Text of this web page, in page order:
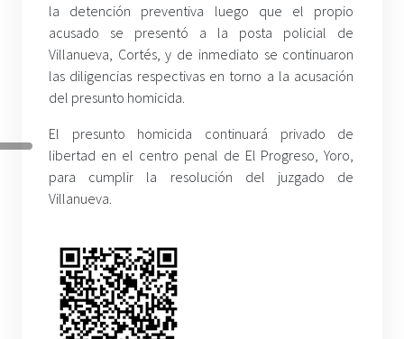
la detención preventiva luego que el propio
acusado se presentó a la posta policial de
Villanueva, Cortés, y de inmediato se continuaron
las diligencias respectivas en torno a la acusación
del presunto homicida.
El presunto homicida continuará privado de
libertad en el centro penal de El Progreso, Yoro,
para cumplir la resolución del juzgado de
Villanueva.